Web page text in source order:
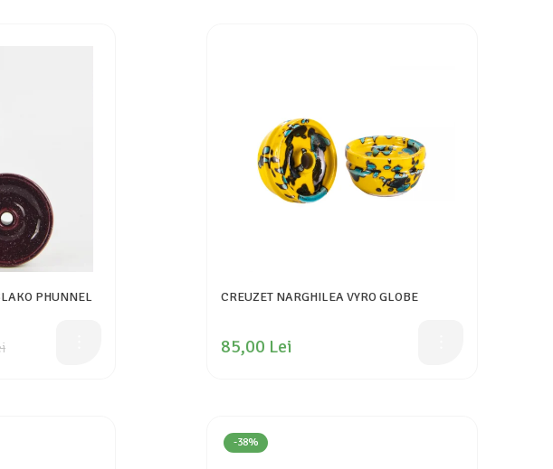
PHUNNEL
CREUZET NARGHILEA VYRO GLOBE
85,00 Lei
-38%